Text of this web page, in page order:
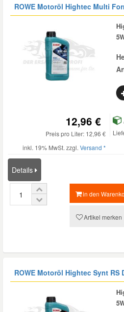
ROWE Motoröl Hightec Multi
12,96 €
Preis pro Liter: 12,96 €
inkl. 19% MwSt. zzgl. Versand *
Details
in den
Artikel merken
ROWE Motoröl Hightec Synt RS